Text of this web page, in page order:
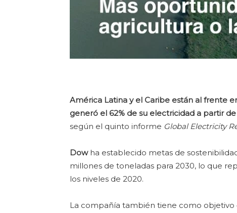
América Latina y el Caribe están al frente
generó el 62% de su electricidad a partir
según el quinto informe Global Electricity
Dowha establecido metas de
millones de toneladas para 2030, lo que
los niveles de 2020.
La compañía también tiene como